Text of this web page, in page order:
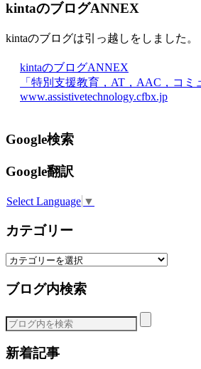
kintaのブログANNEX
kintaのブログは引っ越しをしました。
kintaのブログANNEX
「特別支援教育，AT，AAC，コ
www.assistivetechnology.cfbx.jp
Google検索
Google翻訳
Select Language ▼
カテゴリー
カ
ゴ
ー
ブログ内検索
新着記事